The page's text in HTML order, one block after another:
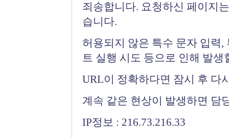
죄송합니다. 요청하신 페이지
습니다.
허용되지 않은 특수 문자 입력
트 실행 시도 등으로 인해 발생
URL이 정확하다면 잠시 후 다
계속 같은 현상이 발생하면 담
IP정보 : 216.73.216.33